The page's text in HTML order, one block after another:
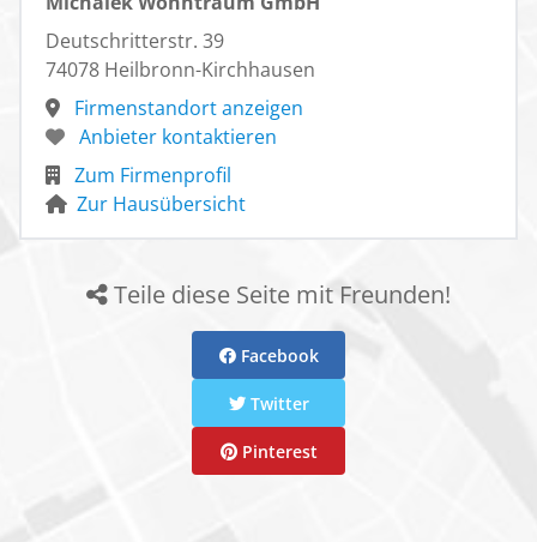
Deutschritterstr. 39
74078 Heilbronn-Kirchhausen
Firmenstandort anzeigen
Anbieter kontaktieren
Zum Firmenprofil
Zur Hausübersicht
Teile diese Seite mit Freunden!
Facebook
Twitter
Pinterest